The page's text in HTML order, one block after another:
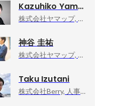
Kazuhiko Yamashita
株式会社ヤマップ, 人事部
神谷 圭祐
株式会社ヤマップ, 経営企画
Taku Izutani
株式会社Berry, 人事総務部 部長